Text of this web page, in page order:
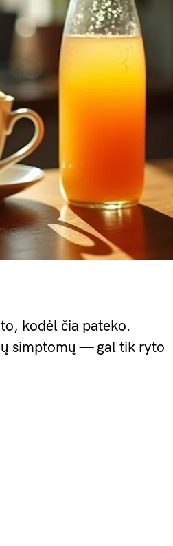
kodėl čia pateko.
simptomų — gal tik ryto